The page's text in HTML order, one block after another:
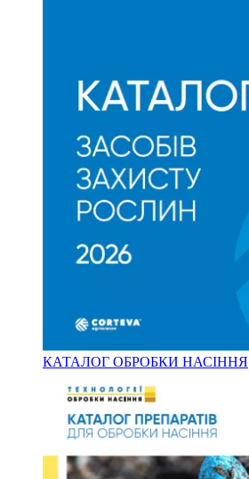
КАТАЛОГ ОБРОБКИ НАСІННЯ